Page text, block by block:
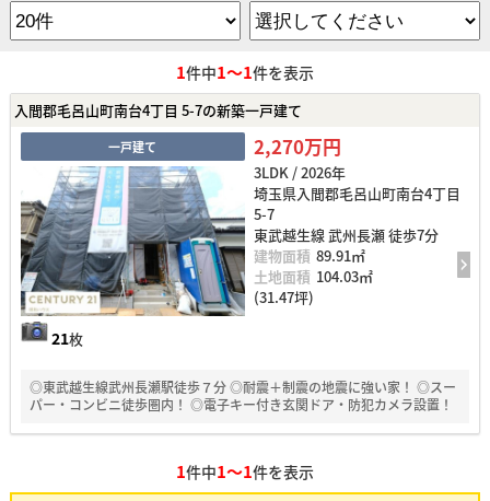
1件中1～1件を表示
入間郡毛呂山町南台4丁目 5-7の新築一戸建て
一戸建て
21枚
2,270万円
3LDK / 2026年
埼玉県入間郡毛呂山町南台4丁目
5-7
東武越生線 武州長瀬 徒歩7分
建物面積 89.91㎡
土地面積 104.03㎡
(31.47坪)
◎東武越生線武州長瀬駅徒歩７分 ◎耐震＋制震の地震に強い家！ ◎スー
パー・コンビニ徒歩圏内！ ◎電子キー付き玄関ドア・防犯カメラ設置！
1件中1～1件を表示